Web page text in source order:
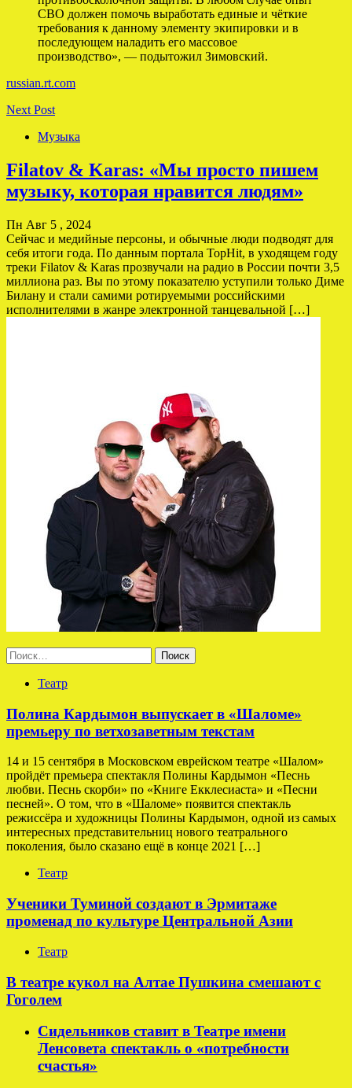
СВО должен помочь выработать единые и чёткие
требования к данному элементу экипировки и в
последующем наладить его массовое
производство», — подытожил Зимовский.
russian.rt.com
Next Post
Музыка
Filatov & Karas: «Мы просто пишем
музыку, которая нравится людям»
Пн Авг 5 , 2024
Сейчас и медийные персоны, и обычные люди подводят для
себя итоги года. По данным портала TopHit, в уходящем году
треки Filatov & Karas прозвучали на радио в России почти 3,5
миллиона раз. Вы по этому показателю уступили только Диме
Билану и стали самими ротируемыми российскими
исполнителями в жанре электронной танцевальной […]
Найти:
Театр
Полина Кардымон выпускает в «Шаломе»
премьеру по ветхозаветным текстам
14 и 15 сентября в Московском еврейском театре «Шалом»
пройдёт премьера спектакля Полины Кардымон «Песнь
любви. Песнь скорби» по «Книге Екклесиаста» и «Песни
песней». О том, что в «Шаломе» появится спектакль
режиссёра и художницы Полины Кардымон, одной из самых
интересных представительниц нового театрального
поколения, было сказано ещё в конце 2021 […]
Театр
Ученики Туминой создают в Эрмитаже
променад по культуре Центральной Азии
Театр
В театре кукол на Алтае Пушкина смешают с
Гоголем
Сидельников ставит в Театре имени
Ленсовета спектакль о «потребности
счастья»